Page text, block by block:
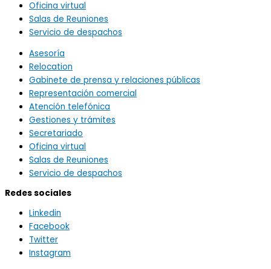
Oficina virtual
Salas de Reuniones
Servicio de despachos
Asesoría
Relocation
Gabinete de prensa y relaciones públicas
Representación comercial
Atención telefónica
Gestiones y trámites
Secretariado
Oficina virtual
Salas de Reuniones
Servicio de despachos
Redes sociales
Linkedin
Facebook
Twitter
Instagram